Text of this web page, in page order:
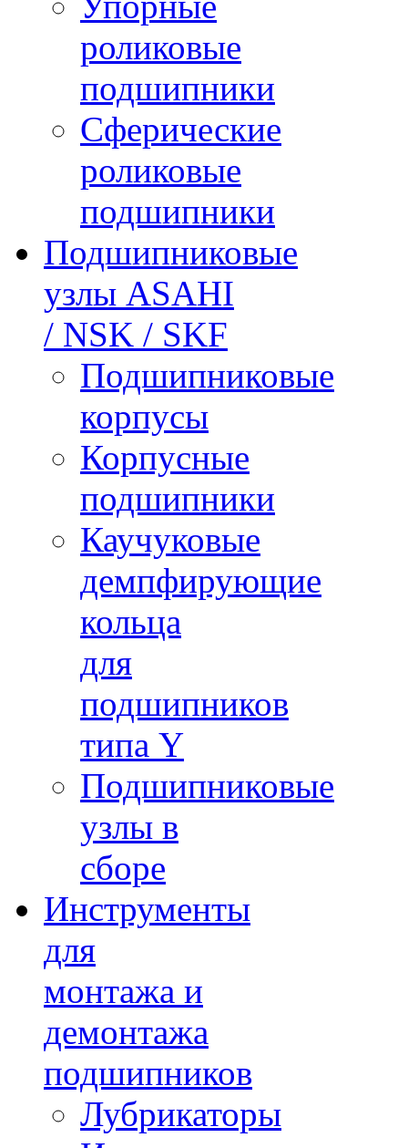
роликовые
подшипники
Сферические
роликовые
подшипники
Подшипниковые
узлы ASAHI
/ NSK / SKF
Подшипниковые
корпусы
Корпусные
подшипники
Каучуковые
демпфирующие
кольца
для
подшипников
типа Y
Подшипниковые
узлы в
сборе
Инструменты
для
монтажа и
демонтажа
подшипников
Лубрикаторы